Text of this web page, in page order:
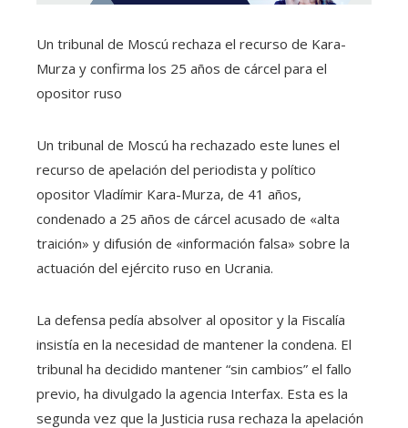
Un tribunal de Moscú rechaza el recurso de Kara-
Murza y confirma los 25 años de cárcel para el
opositor ruso
Un tribunal de Moscú ha rechazado este lunes el
recurso de apelación del periodista y político
opositor Vladímir Kara-Murza, de 41 años,
condenado a 25 años de cárcel acusado de «alta
traición» y difusión de «información falsa» sobre la
actuación del ejército ruso en Ucrania.
La defensa pedía absolver al opositor y la Fiscalía
insistía en la necesidad de mantener la condena. El
tribunal ha decidido mantener “sin cambios” el fallo
previo, ha divulgado la agencia Interfax. Esta es la
segunda vez que la Justicia rusa rechaza la apelación